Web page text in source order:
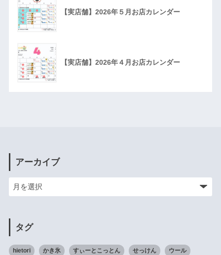
【実店舗】2026年５月お店カレンダー
【実店舗】2026年４月お店カレンダー
アーカイブ
タグ
hietori かき氷 すぃーとこっとん せっけん ウール